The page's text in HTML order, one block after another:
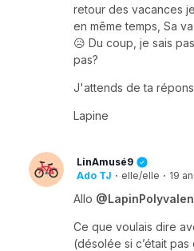
retour des vacances
en même temps, Sa
😥 Du coup, je sais
pas?
J'attends de ta
Lapine
LinAmusé9
Ado TJ · elle/elle · 19
Allo
Ce que voulais dire
(désolée si c’était pas